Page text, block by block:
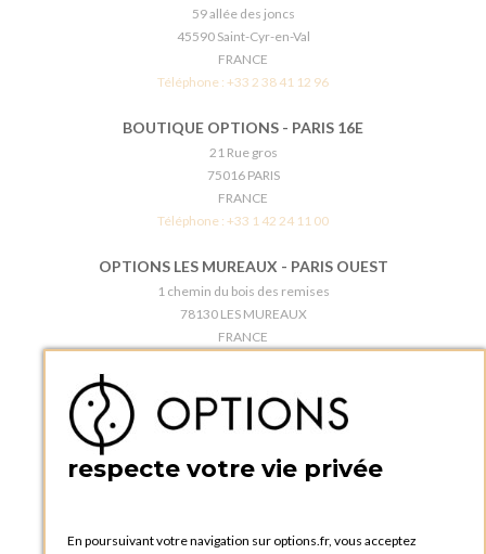
59 allée des joncs
45590 Saint-Cyr-en-Val
FRANCE
Téléphone : +33 2 38 41 12 96
BOUTIQUE OPTIONS - PARIS 16E
21 Rue gros
75016 PARIS
FRANCE
Téléphone : +33 1 42 24 11 00
OPTIONS LES MUREAUX - PARIS OUEST
1 chemin du bois des remises
78130 LES MUREAUX
FRANCE
BOUTIQUE OPTIONS - PARIS 5E
5 quai de la tournelle
FRANCE
OPTIONS ROUEN
respecte votre vie privée
En poursuivant votre navigation sur options.fr, vous acceptez